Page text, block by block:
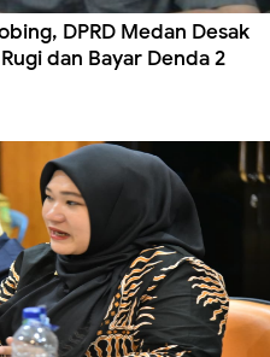
DPRD Medan Desak
dan Bayar Denda 2